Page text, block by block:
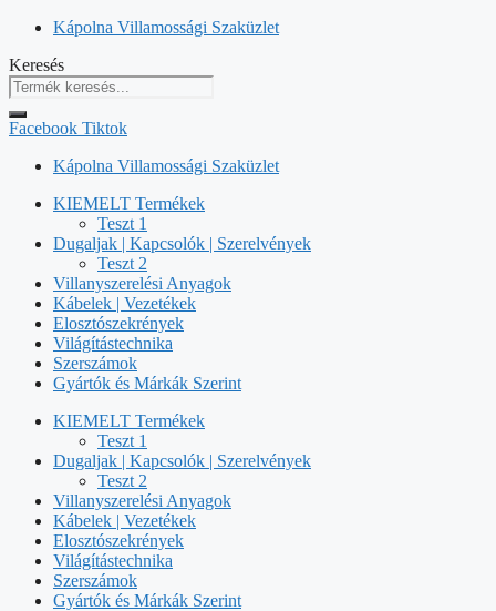
Kilépés
tartalomba
Kápolna Villamossági Szaküzlet
Keresés
Facebook Tiktok
Kápolna Villamossági Szaküzlet
KIEMELT Termékek
Teszt 1
Dugaljak | Kapcsolók | Szerelvények
Teszt 2
Villanyszerelési Anyagok
Kábelek | Vezetékek
Elosztószekrények
Világítástechnika
Szerszámok
Gyártók és Márkák Szerint
KIEMELT Termékek
Teszt 1
Dugaljak | Kapcsolók | Szerelvények
Teszt 2
Villanyszerelési Anyagok
Kábelek | Vezetékek
Elosztószekrények
Világítástechnika
Szerszámok
Gyártók és Márkák Szerint